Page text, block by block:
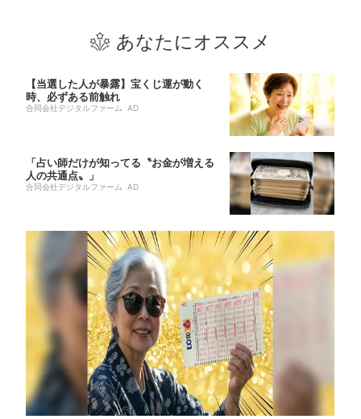
あなたにオススメ
【当選した人が暴露】宝くじ運が動く
時、必ずある前触れ
合同会社デジタルファーム AD
「占い師だけが知ってる〝お金が増える
人の共通点〟」
合同会社デジタルファーム AD